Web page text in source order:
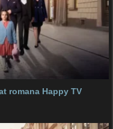
romana Happy TV